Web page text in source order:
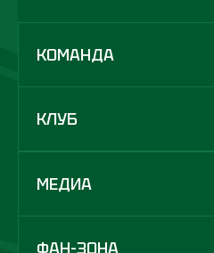
КОМАНДА
КЛУБ
МЕДИА
ФАН-ЗОНА